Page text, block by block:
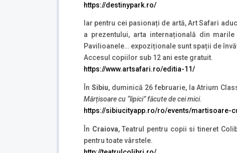
https://destinypark.ro/
Iar pentru cei pasionați de artă, Art Safari
a prezentului, arta internațională din
Pavilioanele… expoziționale sunt spații de
Accesul copiilor sub 12 ani este gratuit.
https://www.artsafari.ro/editia-11/
În Sibiu, duminică 26 februarie, la Atrium
Mărțisoare cu “lipici” făcute de cei mici.
https://sibiucityapp.ro/ro/events/martisoare-
În Craiova, Teatrul pentru copii si tineret
pentru toate vârstele.